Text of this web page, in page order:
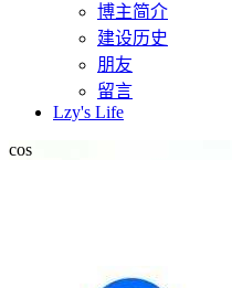
博主简介
建设历史
朋友
留言
Lzy's Life
cos